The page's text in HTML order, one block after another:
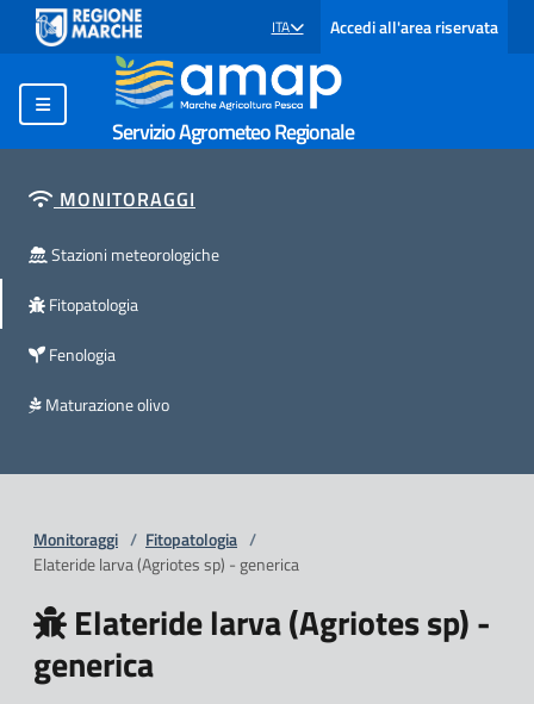
SELEZIONE LINGUA: LINGUA SELEZIONATA
ITA Accedi all'area riservata
Servizio Agrometeo Regionale
MONITORAGGI
Stazioni meteorologiche
Fitopatologia
Fenologia
Maturazione olivo
Monitoraggi / Fitopatologia /
Elateride larva (Agriotes sp) - generica
Elateride larva (Agriotes sp) -
generica